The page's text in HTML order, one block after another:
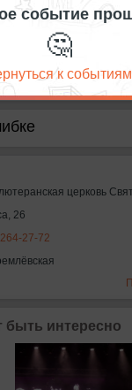
церковь
26
264-27-72
быть интересно
событие
🤔
к событиям